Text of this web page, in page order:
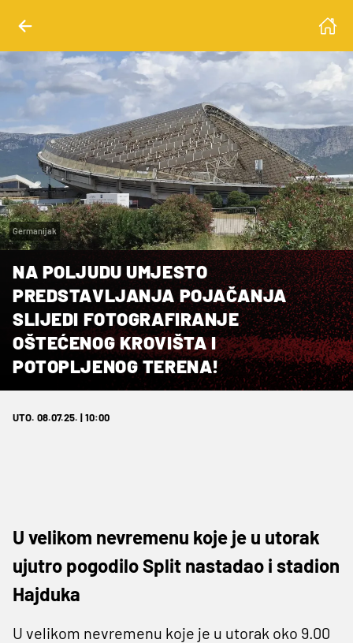
Germanijak
NA POLJUDU UMJESTO
PREDSTAVLJANJA POJAČANJA
SLIJEDI FOTOGRAFIRANJE
OŠTEĆENOG KROVIŠTA I
POTOPLJENOG TERENA!
UTO. 08.07.25. | 10:00
U velikom nevremenu koje je u utorak
ujutro pogodilo Split nastadao i stadion
Hajduka
U velikom nevremenu koje je u utorak oko 9.00